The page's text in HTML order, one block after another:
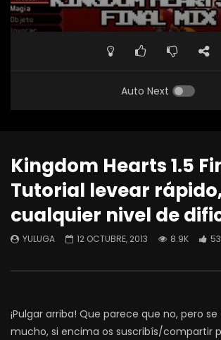
Auto Next
Kingdom Hearts 1.5
Tutorial levear
cualquier nivel de
YULUGA 12 OCTUBRE, 2013 8.9K 53
¡Pulgar arriba! Que parece que no, pero
mucho, si encima os suscribís/compartir